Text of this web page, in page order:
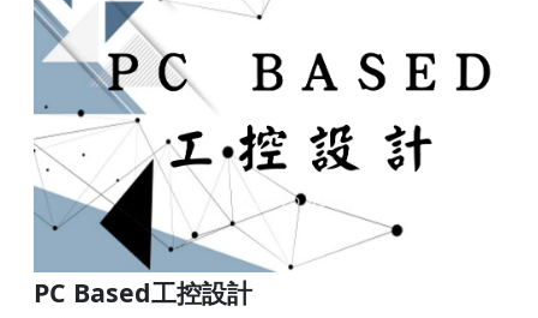
PC Based工控設計